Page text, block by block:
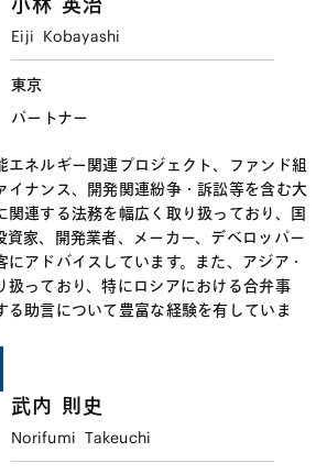
Eiji Kobayashi
東京
パートナー
エネルギー関連プロジェクト、ファンド組
イナンス、開発関連紛争・訴訟等を含む大
関連する法務を幅広く取り扱っており、国
資家、開発業者、メーカー、デベロッパー
アドバイスしています。また、アジア・
扱っており、特にロシアにおける合弁事
る助言について豊富な経験を有していま
武内 則史
Norifumi Takeuchi